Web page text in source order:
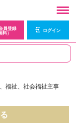
員登録
料）
ログイン
福祉、社会福祉主事